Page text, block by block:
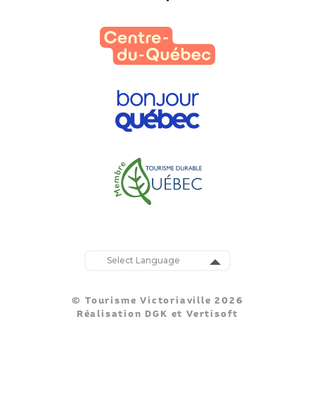
© Tourisme Victoriaville 2026
Réalisation DGK et Vertisoft